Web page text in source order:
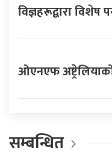
विज्ञहरूद्वारा विशेष
ओएनएफ
सम्बन्धित